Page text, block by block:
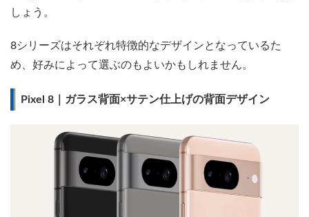
しょう。
8シリーズはそれぞれ特徴的なデザインとなっているた
め、好みによって選ぶのもよいかもしれません。
Pixel 8｜ガラス背面×サテン仕上げの背面デザイン